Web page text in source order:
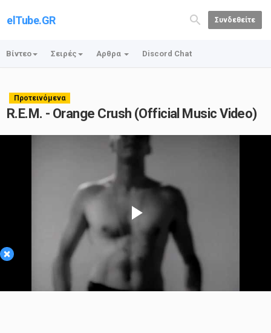
elTube.GR Συνδεθείτε
Βίντεο Σειρές Αρθρα Discord Chat
Προτεινόμενα
R.E.M. - Orange Crush (Official Music Video)
×
Play
Video